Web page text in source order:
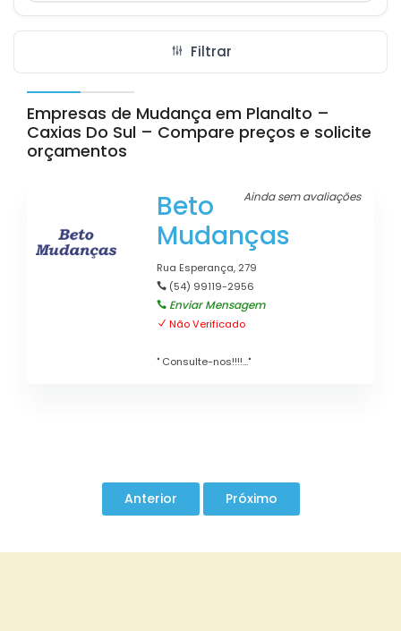
Filtrar
Empresas de Mudança em Planalto –
Caxias Do Sul – Compare preços e solicite
orçamentos
Ainda sem avaliações
Beto
Mudanças
Rua Esperança, 279
(54) 99119-2956
Enviar Mensagem
Não Verificado
" Consulte-nos!!!!..."